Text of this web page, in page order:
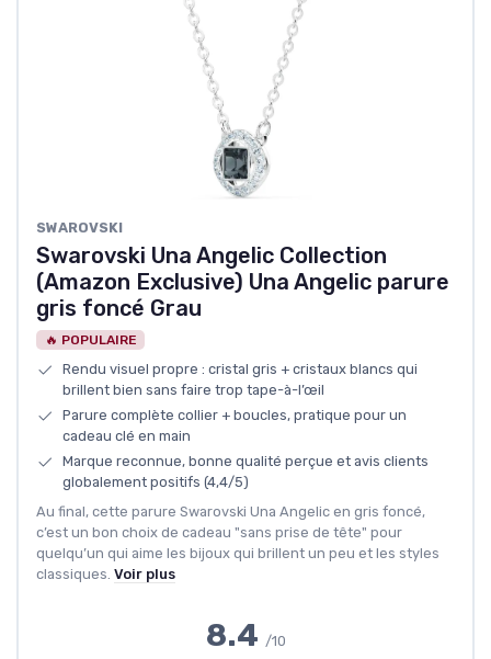
SWAROVSKI
Swarovski Una Angelic Collection
(Amazon Exclusive) Una Angelic parure
gris foncé Grau
🔥 POPULAIRE
Rendu visuel propre : cristal gris + cristaux blancs qui
brillent bien sans faire trop tape-à-l’œil
Parure complète collier + boucles, pratique pour un
cadeau clé en main
Marque reconnue, bonne qualité perçue et avis clients
globalement positifs (4,4/5)
Au final, cette parure Swarovski Una Angelic en gris foncé,
c’est un bon choix de cadeau "sans prise de tête" pour
quelqu’un qui aime les bijoux qui brillent un peu et les styles
classiques. Voir plus
8.4 /10